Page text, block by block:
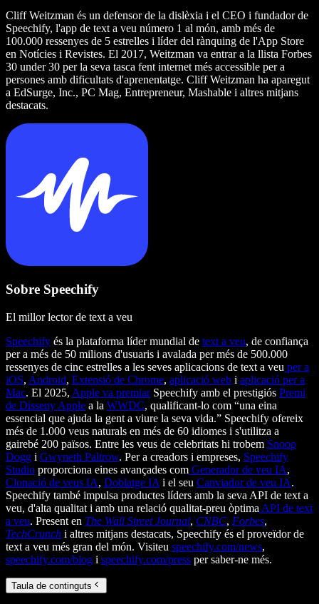
Cliff Weitzman és un defensor de la dislèxia i el CEO i fundador de
Speechify, l'app de text a veu número 1 al món, amb més de
100.000 ressenyes de 5 estrelles i líder del rànquing de l'App Store
en Notícies i Revistes. El 2017, Weitzman va entrar a la llista Forbes
30 under 30 per la seva tasca fent internet més accessible per a
persones amb dificultats d'aprenentatge. Cliff Weitzman ha aparegut
a EdSurge, Inc., PC Mag, Entrepreneur, Mashable i altres mitjans
destacats.
Sobre Speechify
El millor lector de text a veu
Speechify és la plataforma líder mundial de text a veu, de confiança
per a més de 50 milions d'usuaris i avalada per més de 500.000
ressenyes de cinc estrelles a les seves aplicacions de text a veu per a
iOS, Android, Extensió de Chrome, aplicació web i aplicació per a
Mac. El 2025, Apple va premiarSpeechify amb el prestigiós Premi
de Disseny Apple a la WWDC, qualificant-lo com “una eina
essencial que ajuda la gent a viure la seva vida.” Speechify ofereix
més de 1.000 veus naturals en més de 60 idiomes i s'utilitza a
gairebé 200 països. Entre les veus de celebritats hi trobem Snoop
Dogg i Gwyneth Paltrow. Per a creadors i empreses, Speechify
Studio proporciona eines avançades com Generador de veu IA,
Clonació de veus IA, Doblatge IA i el seu Canviador de veu IA.
Speechify també impulsa productes líders amb la seva API de text a
veu, d'alta qualitat i amb una relació qualitat-preu òptima API de text
a veu. Present en The Wall Street Journal, CNBC, Forbes,
TechCrunch i altres mitjans destacats, Speechify és el proveïdor de
text a veu més gran del món. Visiteu speechify.com/news,
speechify.com/blog i speechify.com/press per saber-ne més.
Taula de continguts